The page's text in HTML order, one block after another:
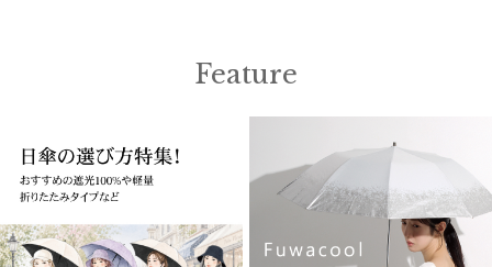
Feature